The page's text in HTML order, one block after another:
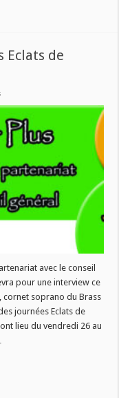
Eclats de
Plus
vous
parlera
des
Eclats
cuivre
à
Oignies
avec le conseil
pour une interview ce
cornet soprano du Brass
journées Eclats de
lieu du vendredi 26 au